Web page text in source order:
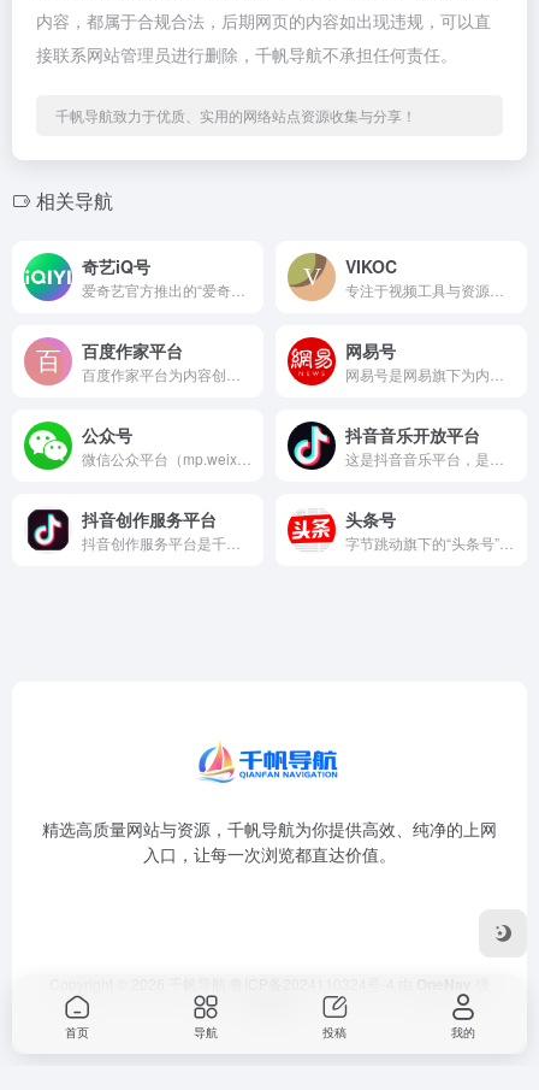
内容，都属于合规合法，后期网页的内容如出现违规，可以直
接联系网站管理员进行删除，千帆导航不承担任何责任。
千帆导航致力于优质、实用的网络站点资源收集与分享！
相关导航
奇艺iQ号 VIKOC
百度作家平台 网易号
公众号 抖音音乐开放平台
抖音创作服务平台 头条号
精选高质量网站与资源，千帆导航为你提供高效、纯净的上网
入口，让每一次浏览都直达价值。
首页 导航 投稿 我的